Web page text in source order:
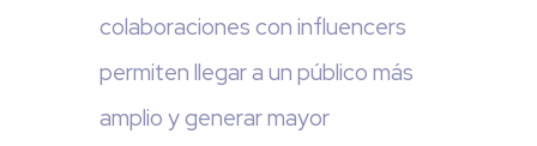
colaboraciones con influencers
permiten llegar a un público más
amplio y generar mayor